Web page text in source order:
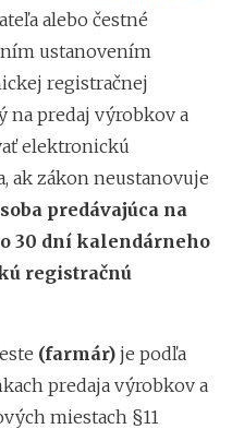
alebo čestné
ustanovením
registračnej
na predaj výrobkov a
elektronickú
ak zákon neustanovuje
predávajúca na
30 dní kalendárneho
registračnú
(farmár) je podľa
predaja výrobkov a
miestach §11